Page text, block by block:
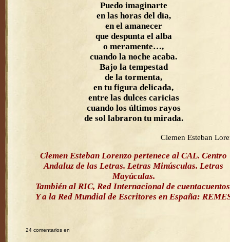
Puedo imaginarte
en las horas del día,
en el amanecer
que despunta el alba
o meramente…,
cuando la noche acaba.
Bajo la tempestad
de la tormenta,
en tu figura delicada,
entre las dulces caricias
cuando los últimos rayos
de sol labraron tu mirada.
Clemen Esteban
Clemen Esteban Lorenzo pertenece al CAL. Centro
Andaluz de las Letras. Letras Minúsculas. Letras
Mayúculas.
También al RIC, Red Internacional de
Y a la Red Mundial de Escritores en España:
24 comentarios en